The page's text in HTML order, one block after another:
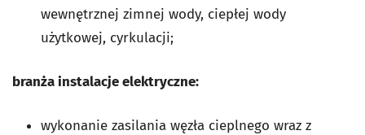
wewnętrznej zimnej wody, ciepłej wody
użytkowej, cyrkulacji;
branża instalacje elektryczne:
wykonanie zasilania węzła cieplnego wraz z